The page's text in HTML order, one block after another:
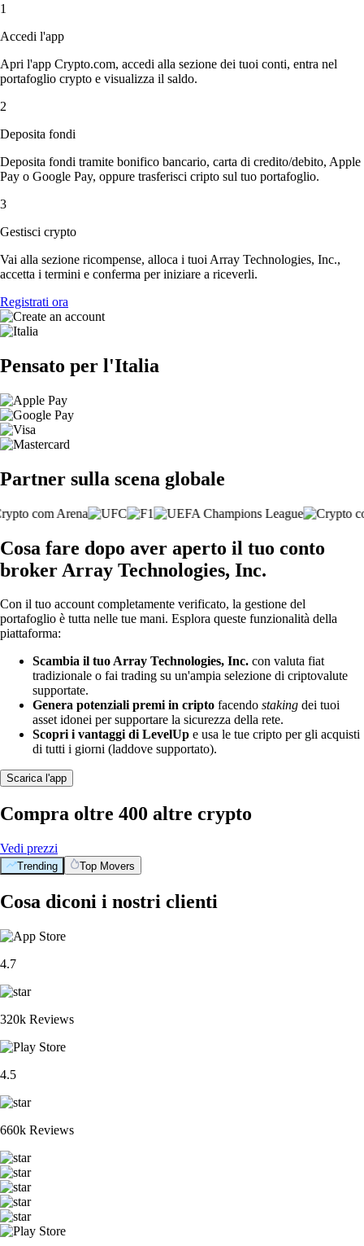
1
Accedi l'app
Apri l'app Crypto.com, accedi alla sezione dei tuoi conti, entra nel
portafoglio crypto e visualizza il saldo.
2
Deposita fondi
Deposita fondi tramite bonifico bancario, carta di credito/debito, Apple
Pay o Google Pay, oppure trasferisci cripto sul tuo portafoglio.
3
Gestisci crypto
Vai alla sezione ricompense, alloca i tuoi Array Technologies, Inc.,
accetta i termini e conferma per iniziare a riceverli.
Registrati ora
Pensato per l'Italia
Partner sulla scena globale
Cosa fare dopo aver aperto il tuo conto
broker Array Technologies, Inc.
Con il tuo account completamente verificato, la gestione del
portafoglio è tutta nelle tue mani. Esplora queste funzionalità della
piattaforma:
Scambia il tuo Array Technologies, Inc. con valuta fiat
tradizionale o fai trading su un'ampia selezione di criptovalute
supportate.
Genera potenziali premi in cripto facendo staking dei tuoi
asset idonei per supportare la sicurezza della rete.
Scopri i vantaggi di LevelUp e usa le tue cripto per gli acquisti
di tutti i giorni (laddove supportato).
Scarica l'app
Compra oltre 400 altre crypto
Vedi prezzi
Trending Top Movers
Cosa diconi i nostri clienti
4.7
320k Reviews
4.5
660k Reviews